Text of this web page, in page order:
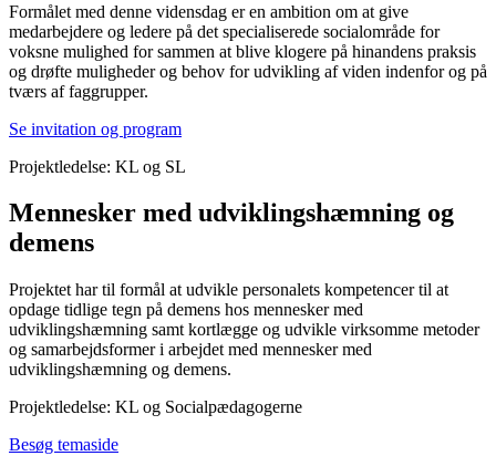
Formålet med denne vidensdag er en ambition om at give
medarbejdere og ledere på det specialiserede socialområde for
voksne mulighed for sammen at blive klogere på hinandens praksis
og drøfte muligheder og behov for udvikling af viden indenfor og på
tværs af faggrupper.
Se invitation og program
Projektledelse: KL og SL
Mennesker med udviklingshæmning og
demens
Projektet har til formål at udvikle personalets kompetencer til at
opdage tidlige tegn på demens hos mennesker med
udviklingshæmning samt kortlægge og udvikle virksomme metoder
og samarbejdsformer i arbejdet med mennesker med
udviklingshæmning og demens.
Projektledelse: KL og Socialpædagogerne
Besøg temaside